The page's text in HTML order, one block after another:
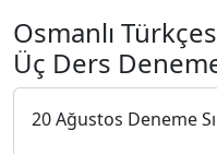
Osmanlı
Üç Ders
20 Ağustos Deneme